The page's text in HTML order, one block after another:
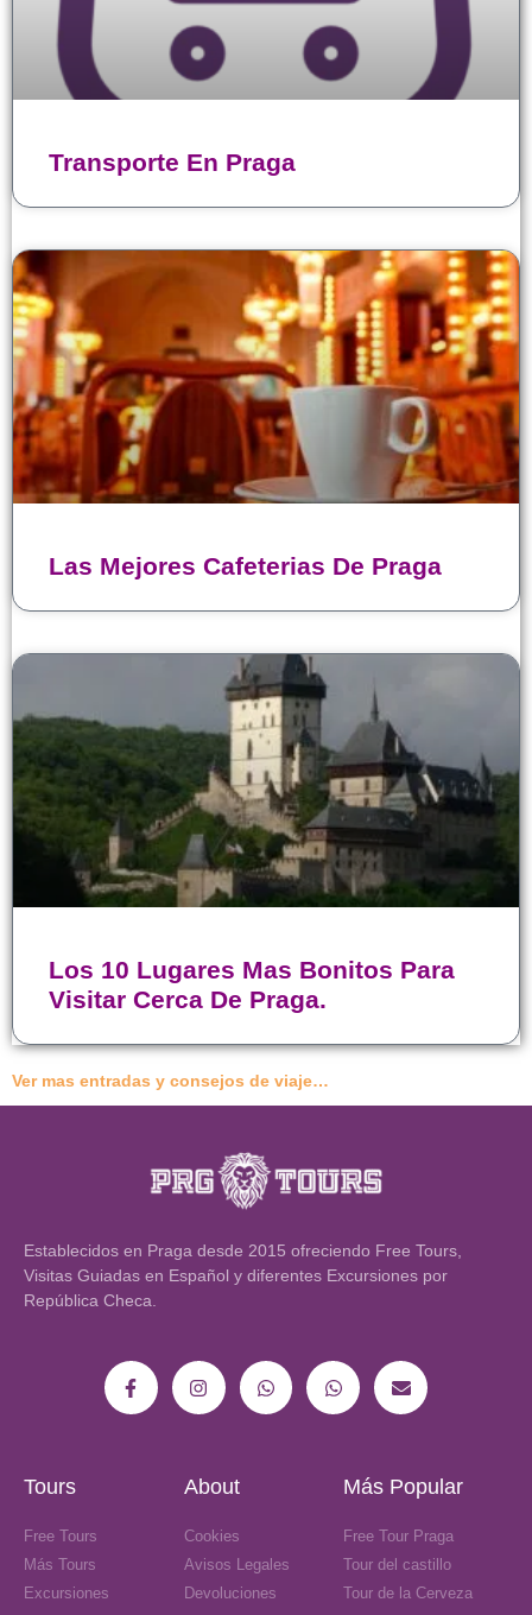
Transporte En Praga
Las Mejores Cafeterias De Praga
Los 10 Lugares Mas Bonitos Para
Visitar Cerca De Praga.
Ver mas entradas y consejos de viaje…
Establecidos en Praga desde 2015 ofreciendo Free Tours,
Visitas Guiadas en Español y diferentes Excursiones por
República Checa.
Tours
Free Tours
Más Tours
Excursiones
About
Cookies
Avisos Legales
Devoluciones
Más Popular
Free Tour Praga
Tour del castillo
Tour de la Cerveza